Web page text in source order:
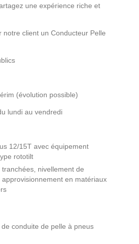
une expérience riche et
notre client un Conducteur Pelle
(évolution possible)
lundi au vendredi
12/15T avec équipement
rototilt
tranchées, nivellement de
approvisionnement en matériaux
de conduite de pelle à pneus